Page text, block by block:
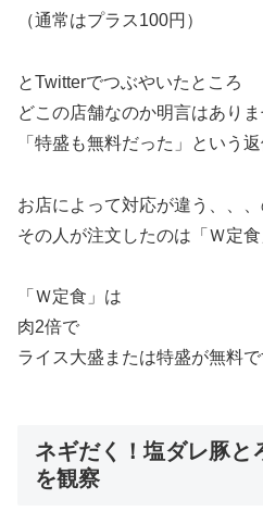
（通常はプラス100円）
とTwitterでつぶやいたところ
どこの店舗なのか明言はあり
「特盛も無料だった」という
お店によって対応が違う、、、
その人が注文したのは「Ｗ定食
「Ｗ定食」は
肉2倍で
ライス大盛または特盛が無料で
ネギだく！塩ダレ豚と
を観察